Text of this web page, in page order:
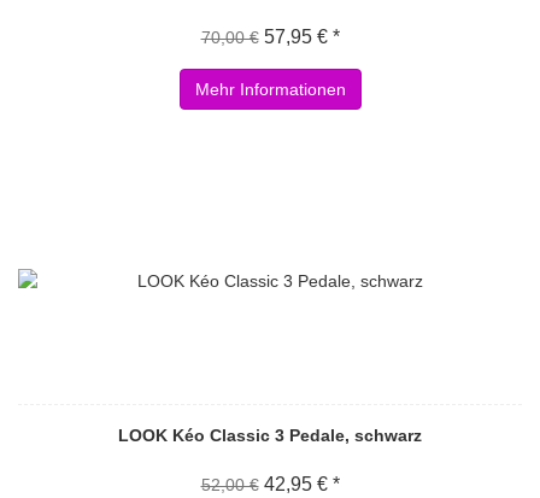
70,00 € 57,95 € *
Mehr Informationen
LOOK Kéo Classic 3 Pedale, schwarz
52,00 € 42,95 € *